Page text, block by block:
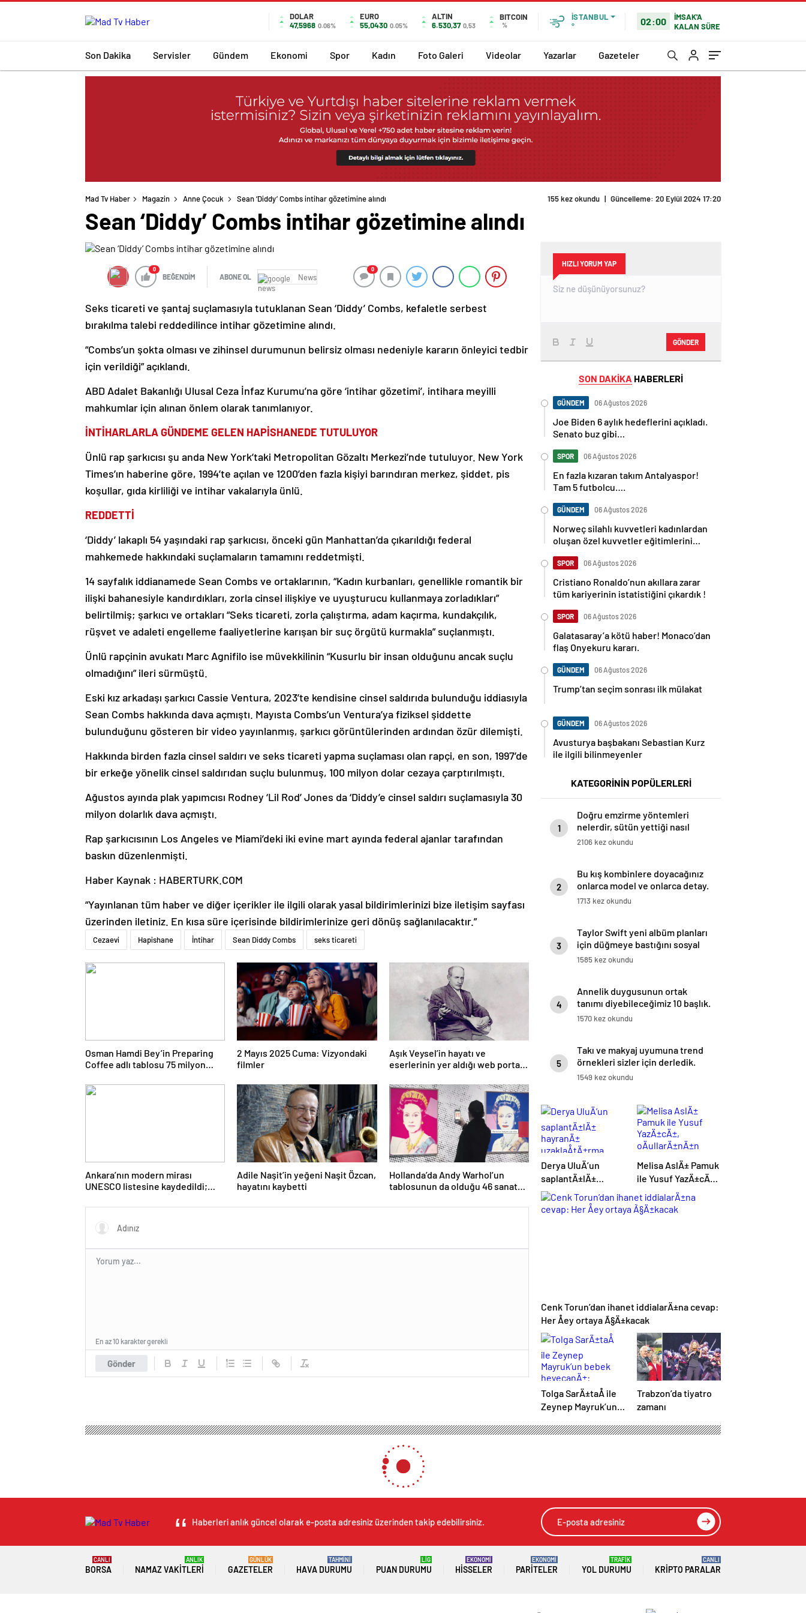
DOLAR
47,5968 0.06%
EURO
55,0430 0.05%
ALTIN
6.530,37 0,53
BITCOIN
%
İSTANBUL
°
02:00
İMSAK'A
KALAN SÜRE
Son Dakika Servisler Gündem Ekonomi Spor Kadın Foto Galeri Videolar Yazarlar Gazeteler
Mad Tv Haber Magazin Anne Çocuk Sean ‘Diddy’ Combs intihar gözetimine alındı 155 kez okundu | Güncelleme: 20 Eylül 2024 17:20
Sean ‘Diddy’ Combs intihar gözetimine alındı
0
BEĞENDİM ABONE OL News
0
Seks ticareti ve şantaj suçlamasıyla tutuklanan Sean ‘Diddy’ Combs, kefaletle serbest
bırakılma talebi reddedilince intihar gözetimine alındı.
“Combs’un şokta olması ve zihinsel durumunun belirsiz olması nedeniyle kararın önleyici tedbir
için verildiği” açıklandı.
ABD Adalet Bakanlığı Ulusal Ceza İnfaz Kurumu’na göre ‘intihar gözetimi’, intihara meyilli
mahkumlar için alınan önlem olarak tanımlanıyor.
İNTİHARLARLA GÜNDEME GELEN HAPİSHANEDE TUTULUYOR
Ünlü rap şarkıcısı şu anda New York’taki Metropolitan Gözaltı Merkezi’nde tutuluyor. New York
Times’ın haberine göre, 1994’te açılan ve 1200’den fazla kişiyi barındıran merkez, şiddet, pis
koşullar, gıda kirliliği ve intihar vakalarıyla ünlü.
REDDETTİ
‘Diddy’ lakaplı 54 yaşındaki rap şarkıcısı, önceki gün Manhattan’da çıkarıldığı federal
mahkemede hakkındaki suçlamaların tamamını reddetmişti.
14 sayfalık iddianamede Sean Combs ve ortaklarının, “Kadın kurbanları, genellikle romantik bir
ilişki bahanesiyle kandırdıkları, zorla cinsel ilişkiye ve uyuşturucu kullanmaya zorladıkları”
belirtilmiş; şarkıcı ve ortakları “Seks ticareti, zorla çalıştırma, adam kaçırma, kundakçılık,
rüşvet ve adaleti engelleme faaliyetlerine karışan bir suç örgütü kurmakla” suçlanmıştı.
Ünlü rapçinin avukatı Marc Agnifilo ise müvekkilinin “Kusurlu bir insan olduğunu ancak suçlu
olmadığını” ileri sürmüştü.
Eski kız arkadaşı şarkıcı Cassie Ventura, 2023’te kendisine cinsel saldırıda bulunduğu iddiasıyla
Sean Combs hakkında dava açmıştı. Mayısta Combs’un Ventura’ya fiziksel şiddette
bulunduğunu gösteren bir video yayınlanmış, şarkıcı görüntülerinden ardından özür dilemişti.
Hakkında birden fazla cinsel saldırı ve seks ticareti yapma suçlaması olan rapçi, en son, 1997’de
bir erkeğe yönelik cinsel saldırıdan suçlu bulunmuş, 100 milyon dolar cezaya çarptırılmıştı.
Ağustos ayında plak yapımcısı Rodney ‘Lil Rod’ Jones da ‘Diddy’e cinsel saldırı suçlamasıyla 30
milyon dolarlık dava açmıştı.
Rap şarkıcısının Los Angeles ve Miami’deki iki evine mart ayında federal ajanlar tarafından
baskın düzenlenmişti.
Haber Kaynak : HABERTURK.COM
“Yayınlanan tüm haber ve diğer içerikler ile ilgili olarak yasal bildirimlerinizi bize iletişim sayfası
üzerinden iletiniz. En kısa süre içerisinde bildirimlerinize geri dönüş sağlanılacaktır.”
Cezaevi Hapishane İntihar Sean Diddy Combs seks ticareti
Osman Hamdi Bey’in Preparing
Coffee adlı tablosu 75 milyon
2 Mayıs 2025 Cuma: Vizyondaki
filmler
Aşık Veysel’in hayatı ve
eserlerinin yer aldığı web portalı
Ankara’nın modern mirası
UNESCO listesine kaydedildi;
80 oldu
Adile Naşit’in yeğeni Naşit Özcan,
hayatını kaybetti
Hollanda’da Andy Warhol’un
tablosunun da olduğu 46 sanat
Gönder
En az 10 karakter gerekli
HIZLI YORUM YAP
GÖNDER
SON DAKİKA HABERLERİ
GÜNDEM 06 Ağustos 2026
Joe Biden 6 aylık hedeflerini açıkladı.
Senato buz gibi…
SPOR 06 Ağustos 2026
En fazla kızaran takım Antalyaspor!
Tam 5 futbolcu….
GÜNDEM 06 Ağustos 2026
Norweç silahlı kuvvetleri kadınlardan
oluşan özel kuvvetler eğitimlerini
SPOR 06 Ağustos 2026
Cristiano Ronaldo’nun akıllara zarar
tüm kariyerinin istatistiğini çıkardık !
SPOR 06 Ağustos 2026
Galatasaray’a kötü haber! Monaco’dan
flaş Onyekuru kararı.
GÜNDEM 06 Ağustos 2026
Trump’tan seçim sonrası ilk mülakat
GÜNDEM 06 Ağustos 2026
Avusturya başbakanı Sebastian Kurz
ile ilgili bilinmeyenler
KATEGORİNİN POPÜLERLERİ
1
Doğru emzirme yöntemleri
nelerdir, sütün yettiği nasıl
anlaşılır?
2106 kez okundu
2
Bu kış kombinlere doyacağınız
onlarca model ve onlarca detay.
1713 kez okundu
3
Taylor Swift yeni albüm planları
için düğmeye bastığını sosyal
medyadan duyurdu!
1585 kez okundu
4
Annelik duygusunun ortak
tanımı diyebileceğimiz 10 başlık.
1570 kez okundu
5
Takı ve makyaj uyumuna trend
örnekleri sizler için derledik.
1549 kez okundu
Derya UluÄ’un
saplantÄ±lÄ±
hayranÄ±
uzaklaÅtÄ±rma
kararÄ±nÄ± hiÃ§e
Melisa AslÄ± Pamuk
ile Yusuf YazÄ±cÄ±,
oÄullarÄ±nÄ±n
yÃ¼zÃ¼nÃ¼ ilk kez
gÃ¶sterdi
Cenk Torun’dan ihanet iddialarÄ±na cevap:
Her Åey ortaya Ã§Ä±kacak
Tolga SarÄ±taÅ ile
Zeynep Mayruk’un
Cinsiyetini
Trabzon’da tiyatro
zamanı
Haberleri anlık güncel olarak e-posta adresiniz üzerinden takip edebilirsiniz.
BORSA
CANLI
NAMAZ VAKITLERI
ANLIK
GAZETELER
GÜNLÜK
HAVA DURUMU
TAHMİNİ
PUAN DURUMU
LİG
HISSELER
EKONOMİ
PARITELER
EKONOMİ
YOL DURUMU
TRAFİK
KRIPTO PARALAR
CANLI